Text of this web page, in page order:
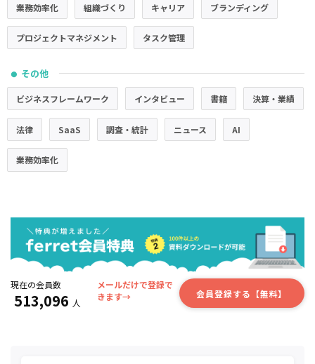
業務効率化 組織づくり キャリア ブランディング
プロジェクトマネジメント タスク管理
● その他
ビジネスフレームワーク インタビュー 書籍 決算・業績
法律 SaaS 調査・統計 ニュース AI
業務効率化
現在の会員数
513,096 人
メールだけで登録で
きます→
会員登録する【無料】